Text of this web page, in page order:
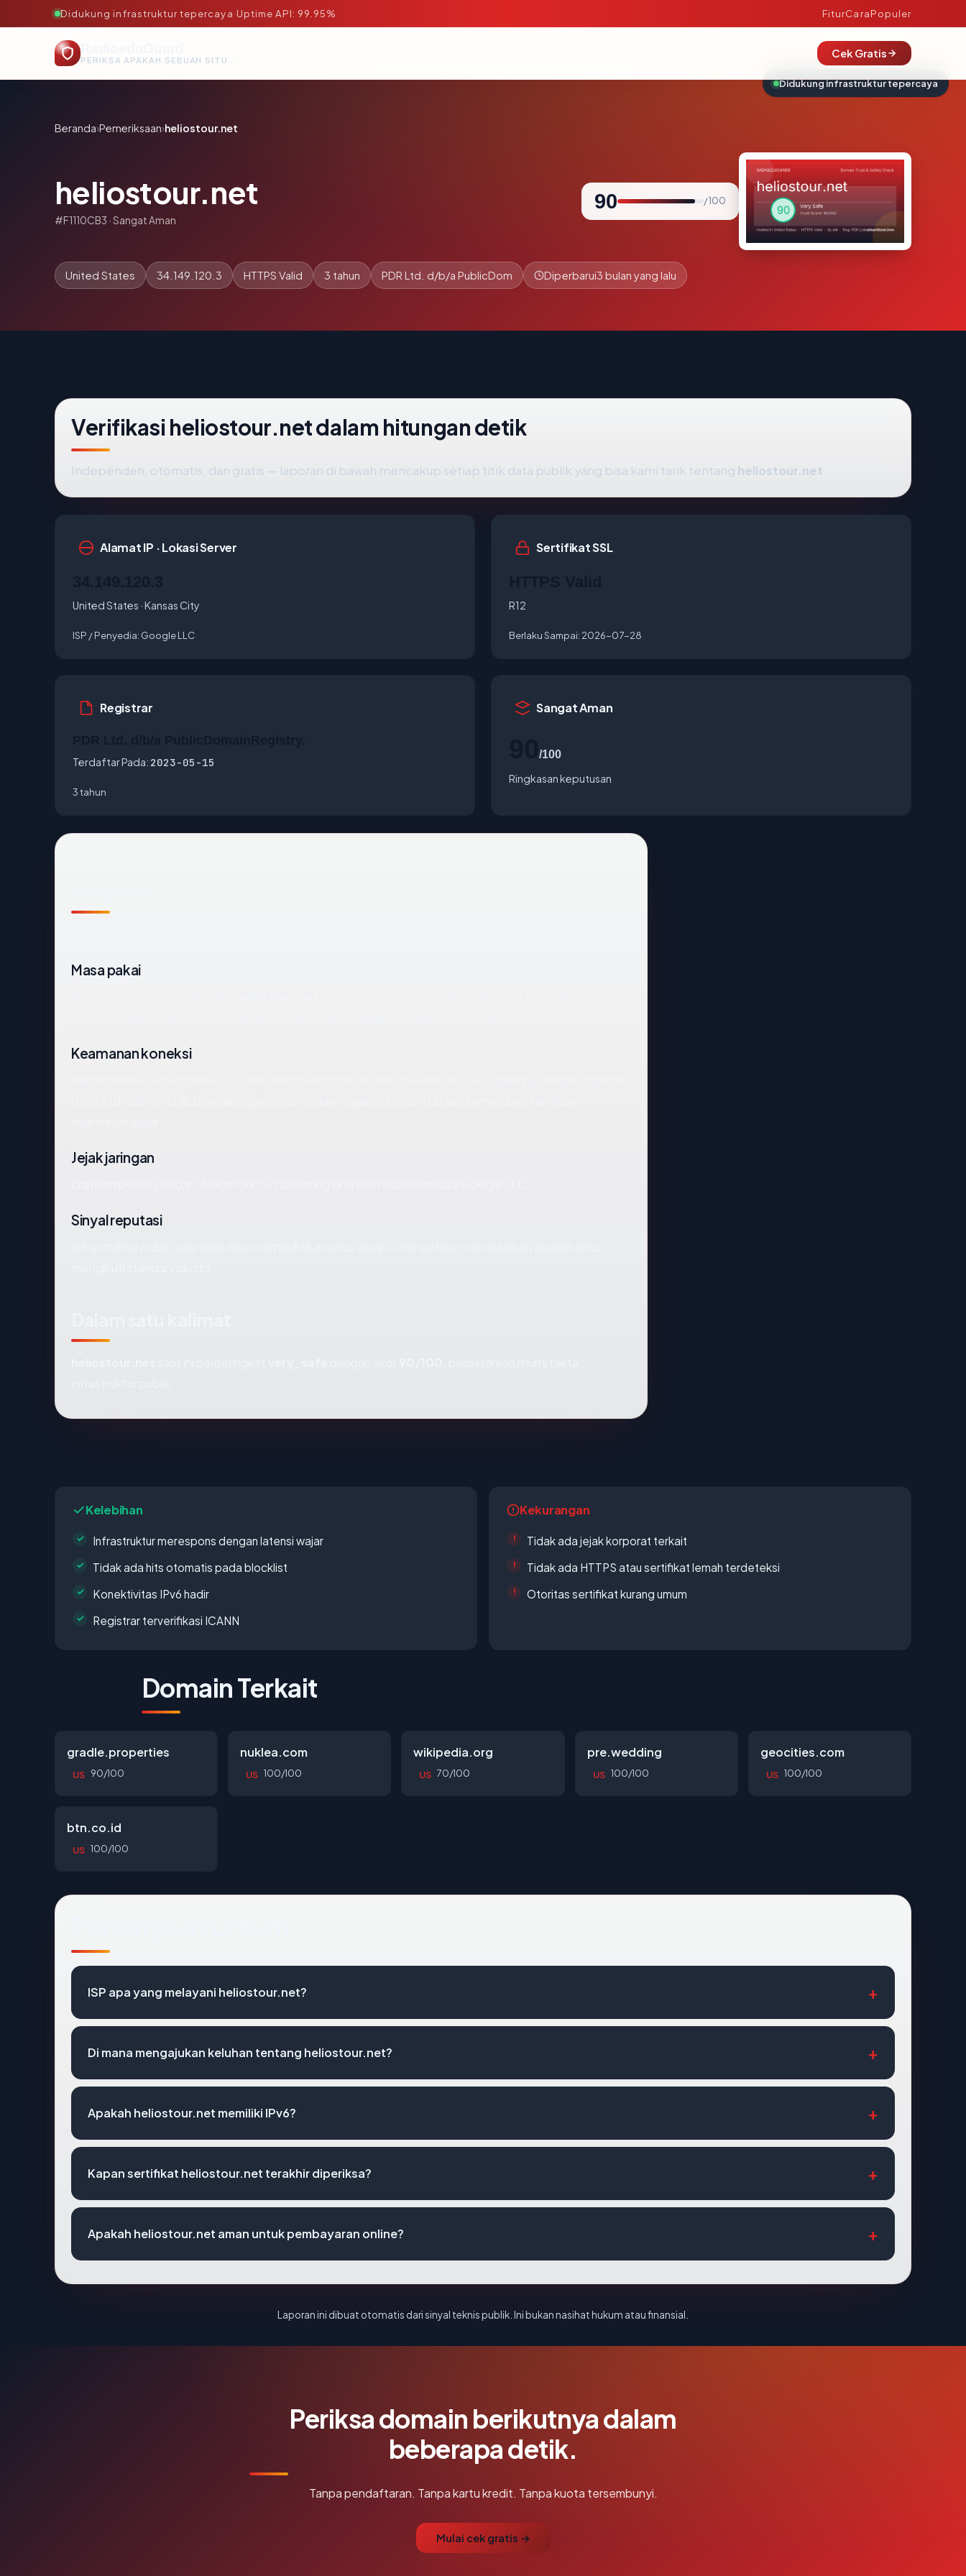
Didukung infrastruktur tepercaya·Uptime API: 99.95% FiturCaraPopuler
PERIKSA APAKAH SEBUAH SITUS AMAN, TEPERCAYA, DAN TERVERIFIKASI DALAM HITUNGAN DETIK.
Cek Gratis
Beranda›Pemeriksaan›heliostour.net
heliostour.net
#F1110CB3 · Sangat Aman
90 / 100
United States 34.149.120.3 HTTPS Valid 3 tahun PDR Ltd. d/b/a PublicDom Diperbarui3 bulan yang lalu
Verifikasi heliostour.net dalam hitungan detik
Independen, otomatis, dan gratis — laporan di bawah mencakup setiap titik data publik yang bisa kami tarik tentang heliostour.net
Alamat IP · Lokasi Server
United States · Kansas City
ISP / Penyedia: Google LLC
Sertifikat SSL
R12
Berlaku Sampai: 2026-07-28
Registrar
Terdaftar Pada: 2023-05-15
3 tahun
Sangat Aman
/100
Ringkasan keputusan
Masa pakai
Keamanan koneksi
Jejak jaringan
Sinyal reputasi
Kelebihan
Infrastruktur merespons dengan latensi wajar
Tidak ada hits otomatis pada blocklist
Konektivitas IPv6 hadir
Registrar terverifikasi ICANN
Kekurangan
Tidak ada jejak korporat terkait
Tidak ada HTTPS atau sertifikat lemah terdeteksi
Otoritas sertifikat kurang umum
Domain Terkait
gradle.properties
US 90/100
nuklea.com
US 100/100
wikipedia.org
US 70/100
pre.wedding
US 100/100
geocities.com
US 100/100
btn.co.id
US 100/100
ISP apa yang melayani heliostour.net?
Di mana mengajukan keluhan tentang heliostour.net?
Apakah heliostour.net memiliki IPv6?
Kapan sertifikat heliostour.net terakhir diperiksa?
Apakah heliostour.net aman untuk pembayaran online?
Laporan ini dibuat otomatis dari sinyal teknis publik. Ini bukan nasihat hukum atau finansial.
Periksa domain berikutnya dalam
beberapa detik.
Tanpa pendaftaran. Tanpa kartu kredit. Tanpa kuota tersembunyi.
Mulai cek gratis →
Didukung infrastruktur tepercaya